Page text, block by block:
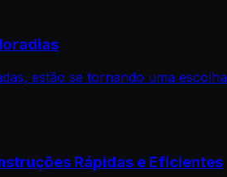
estão se tornando uma
Rápidas e Eficientes